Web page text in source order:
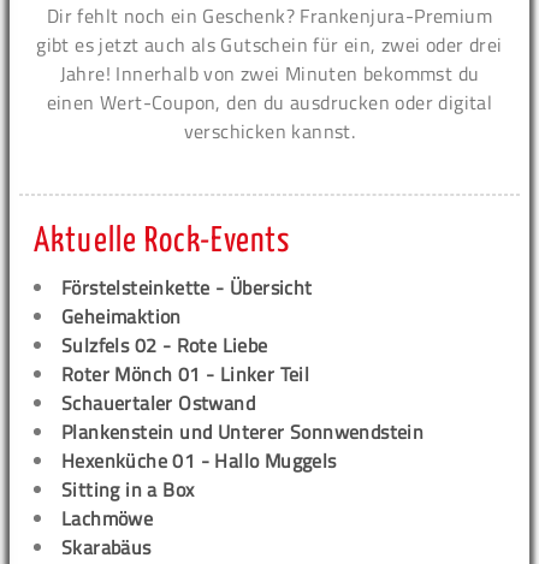
Dir fehlt noch ein Geschenk? Frankenjura-Premium
gibt es jetzt auch als Gutschein für ein, zwei oder drei
Jahre! Innerhalb von zwei Minuten bekommst du
einen Wert-Coupon, den du ausdrucken oder digital
verschicken kannst.
Aktuelle Rock-Events
Förstelsteinkette - Übersicht
Geheimaktion
Sulzfels 02 - Rote Liebe
Roter Mönch 01 - Linker Teil
Schauertaler Ostwand
Plankenstein und Unterer Sonnwendstein
Hexenküche 01 - Hallo Muggels
Sitting in a Box
Lachmöwe
Skarabäus